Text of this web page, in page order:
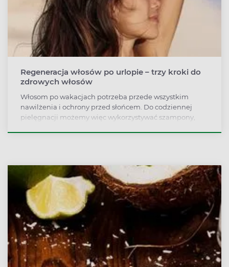
Regeneracja włosów po urlopie – trzy kroki do
zdrowych włosów
Włosom po wakacjach potrzeba przede wszystkim
nawilżenia i ochrony przed słońcem. Do codziennej
pielęgnacji możemy więc wykorzystywać szampony,